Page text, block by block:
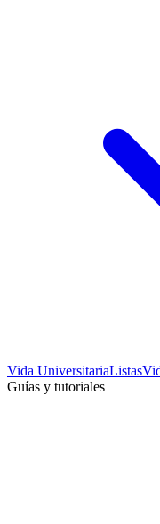
Vida UniversitariaListas
Guías y tutoriales